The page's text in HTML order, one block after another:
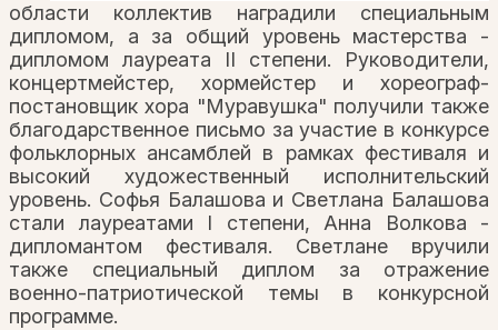
области коллектив наградили специальным
дипломом, а за общий уровень мастерства -
дипломом лауреата II степени. Руководители,
концертмейстер, хормейстер и хореограф-
постановщик хора "Муравушка" получили также
благодарственное письмо за участие в конкурсе
фольклорных ансамблей в рамках фестиваля и
высокий художественный исполнительский
уровень. Софья Балашова и Светлана Балашова
стали лауреатами I степени, Анна Волкова -
дипломантом фестиваля. Светлане вручили
также специальный диплом за отражение
военно-патриотической темы в конкурсной
программе.